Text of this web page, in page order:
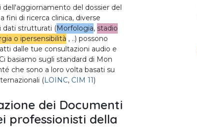
dell'aggiornamento del dossier del
fini di ricerca clinica, diverse
dati strutturati (Morfologia, stadio
o ipersensibilità , ..) possono
dalle tue consultazioni audio e
basiamo sugli standard di Mon
che sono a loro volta basati su
(LOINC, CIM 11)
dei Documenti
professionisti della